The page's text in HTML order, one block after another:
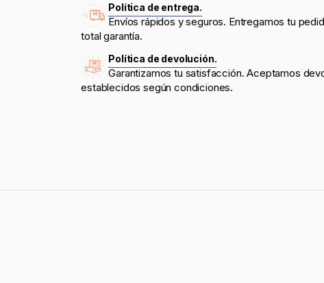
Política de entrega.
Envíos rápidos y seguros. Entregamos tu
total garantía.
Política de devolución.
Garantizamos tu satisfacción. Aceptamos
establecidos según condiciones.